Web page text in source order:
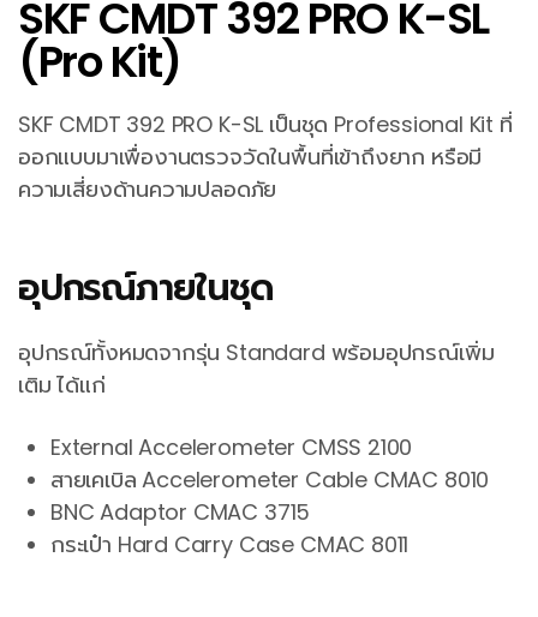
SKF CMDT 392 PRO K-SL
(Pro Kit)
SKF CMDT 392 PRO K-SL เป็นชุด Professional Kit ที่
ออกแบบมาเพื่องานตรวจวัดในพื้นที่เข้าถึงยาก หรือมี
ความเสี่ยงด้านความปลอดภัย
อุปกรณ์ภายในชุด
อุปกรณ์ทั้งหมดจากรุ่น Standard พร้อมอุปกรณ์เพิ่ม
เติม ได้แก่
External Accelerometer CMSS 2100
สายเคเบิล Accelerometer Cable CMAC 8010
BNC Adaptor CMAC 3715
กระเป๋า Hard Carry Case CMAC 8011